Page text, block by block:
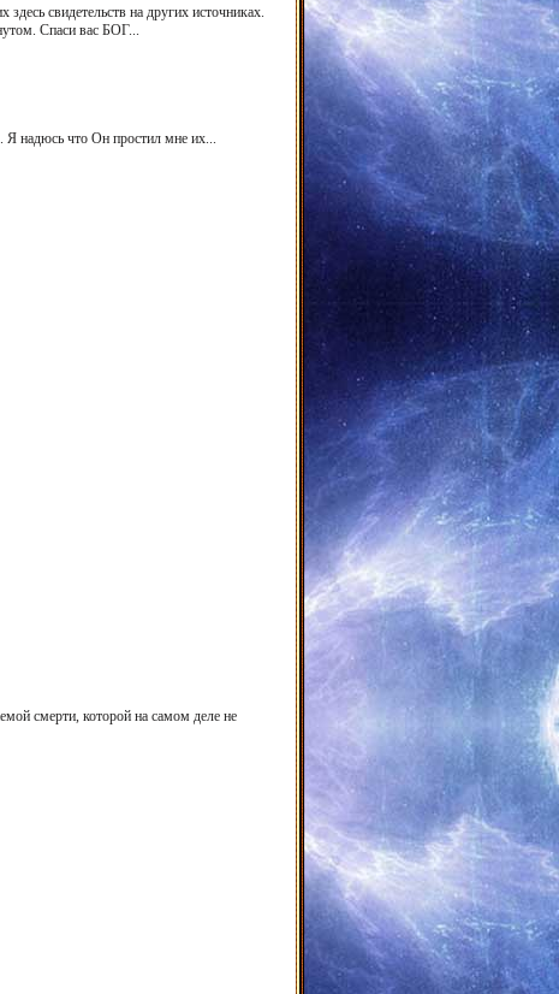
свидетельств на других источниках.
Спаси вас БОГ...
Я надюсь что Он простил мне их...
смерти, которой на самом деле не